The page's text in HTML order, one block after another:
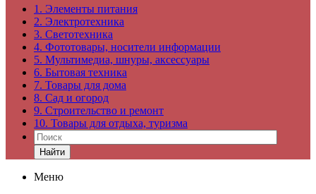
1. Элементы питания
2. Электротехника
3. Светотехника
4. Фототовары, носители информации
5. Мультимедиа, шнуры, аксессуары
6. Бытовая техника
7. Товары для дома
8. Сад и огород
9. Строительство и ремонт
10. Товары для отдыха, туризма
Найти
Меню